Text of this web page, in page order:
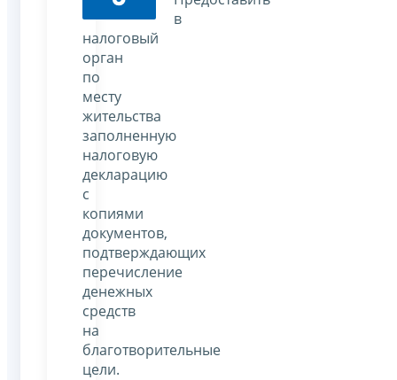
в
налоговый
орган
по
месту
жительства
заполненную
налоговую
декларацию
с
копиями
документов,
подтверждающих
перечисление
денежных
средств
на
благотворительные
цели.